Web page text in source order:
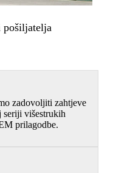
zadovoljiti zahtjeve
seriji višestrukih
prilagodbe.